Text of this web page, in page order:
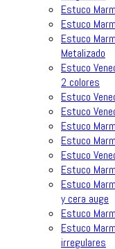
Estuco
Estuco
Estuco
Metalizado
Estuco
2 colores
Estuco
Estuco
Estuco
Estuco
Estuco
Estuco
Estuco
y cera auge
Estuco
Estuco
irregulares